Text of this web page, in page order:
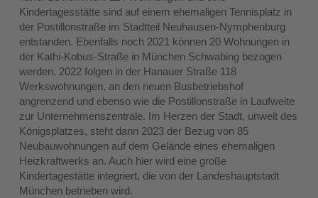
Kindertagesstätte sind auf einem ehemaligen Tennisplatz in
der Postillonstraße im Stadtteil Neuhausen-Nymphenburg
entstanden. Ebenfalls noch 2021 können 20 Wohnungen in
der Kathi-Kobus-Straße in München Schwabing bezogen
werden. 2022 folgen in der Hanauer Straße 118
Werkswohnungen, an den neuen Busbetriebshof
angrenzend und ebenso wie die Postillonstraße in Laufweite
zur Unternehmenszentrale. Im Herzen der Stadt, unweit des
Königsplatzes, steht dann 2023 der Bezug von 85
Neubauwohnungen auf dem Gelände eines ehemaligen
Heizkraftwerks an. Auch hier wird eine große
Kindertagestätte integriert, die von der Landeshauptstadt
München betrieben wird.